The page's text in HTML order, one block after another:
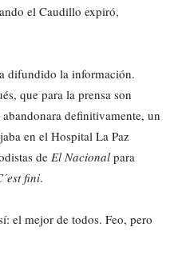
el Caudillo expiró,
difundido la información.
que para la prensa son
definitivamente, un
en el Hospital La Paz
deEl Nacional para
fini.
el mejor de todos. Feo, pero